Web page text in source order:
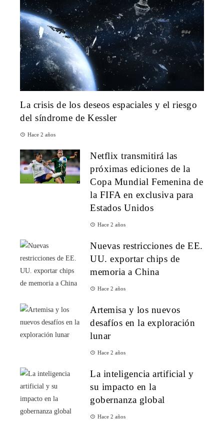
La crisis de los deseos espaciales y el riesgo
del síndrome de Kessler
Hace 2 años
Netflix transmitirá las
próximas ediciones de la
Copa Mundial Femenina de
la FIFA en exclusiva para
Estados Unidos
Hace 2 años
Nuevas restricciones de EE.
UU. exportar chips de
memoria a China
Hace 2 años
Artemisa y los nuevos
desafíos en la exploración
lunar
Hace 2 años
La inteligencia artificial y
su impacto en la
gobernanza global
Hace 2 años